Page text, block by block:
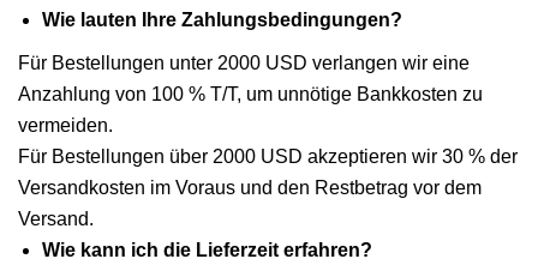
Wie lauten Ihre Zahlungsbedingungen?
Für Bestellungen unter 2000 USD verlangen wir eine
Anzahlung von 100 % T/T, um unnötige Bankkosten zu
vermeiden.
Für Bestellungen über 2000 USD akzeptieren wir 30 % der
Versandkosten im Voraus und den Restbetrag vor dem
Versand.
Wie kann ich die Lieferzeit erfahren?